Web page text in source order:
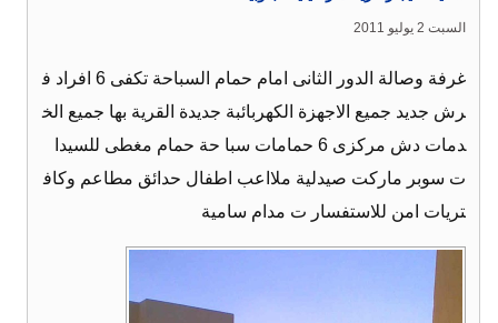
السبت 2 يوليو 2011
غرفة وصالة الدور الثانى امام حمام السباحة تكفى 6 افراد ف
رش جديد جميع الاجهزة الكهربائبة جديدة القرية بها جميع الخ
دمات دش مركزى 6 حمامات سبا حة حمام مغطى للسيدا
ت سوبر ماركت صيدلية ملااعب اطفال حدائق مطاعم وكاف
تريات امن للاستفسار ت مدام سامية